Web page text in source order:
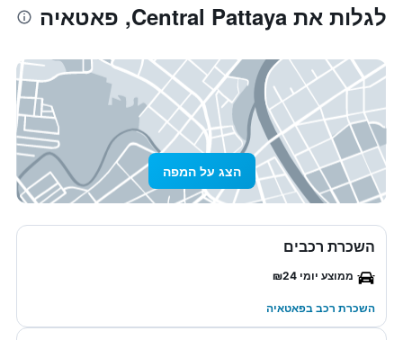
לגלות את Central Pattaya, פאטאיה
הצג על המפה
השכרת רכבים
ממוצע יומי ₪24
השכרת רכב בפאטאיה